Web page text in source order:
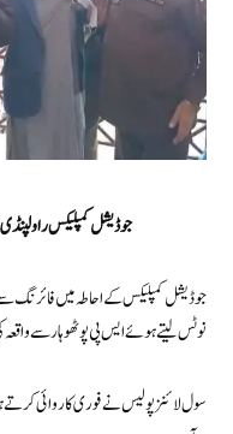
جوڈیشل کمپلیکس
جوڈیشل کمپلیکس کے احاطہ میں فائرنگ
نوٹس لیتے ہوئے ایس پی پوٹھوہار سے
سول لائنز پولیس نے فوری کاروائی کرتے